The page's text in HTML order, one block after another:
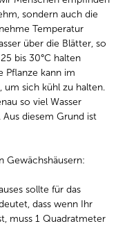
sondern auch die
Temperatur
über die Blätter, so
bis 30°C halten
Pflanze kann im
um sich kühl zu halten.
so viel Wasser
diesem Grund ist
Gewächshäusern:
sollte für das
dass wenn Ihr
muss 1 Quadratmeter